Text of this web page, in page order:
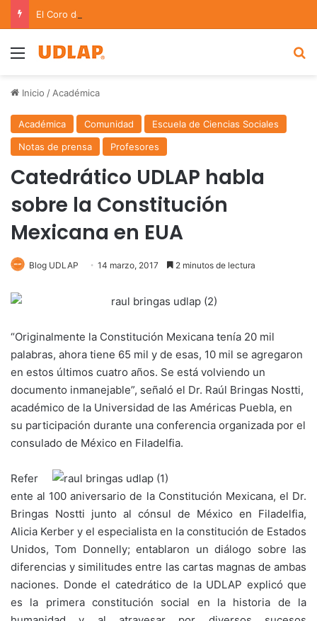
Menu
Inicio / Académica
Académica Comunidad
Escuela de Ciencias Sociales
Notas de prensa
Profesores
Catedrático UDLAP habla
sobre la Constitución
Mexicana en EUA
Blog UDLAP 14 marzo, 2017 2 minutos de lectura
“Originalmente la Constitución Mexicana tenía 20 mil
palabras, ahora tiene 65 mil y de esas, 10 mil se agregaron
en estos últimos cuatro años. Se está volviendo un
documento inmanejable”, señaló el Dr. Raúl Bringas Nostti,
académico de la Universidad de las Américas Puebla, en
su participación durante una conferencia organizada por el
consulado de México en Filadelfia.
Refer
ente al 100 aniversario de la Constitución Mexicana, el Dr.
Bringas Nostti junto al cónsul de México en Filadelfia,
Alicia Kerber y el especialista en la constitución de Estados
Unidos, Tom Donnelly; entablaron un diálogo sobre las
diferencias y similitudes entre las cartas magnas de ambas
naciones. Donde el catedrático de la UDLAP explicó que
es la primera constitución social en la historia de la